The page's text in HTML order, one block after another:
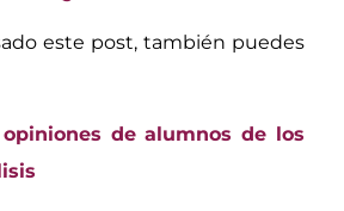
este post, también puedes
opiniones de alumnos de los